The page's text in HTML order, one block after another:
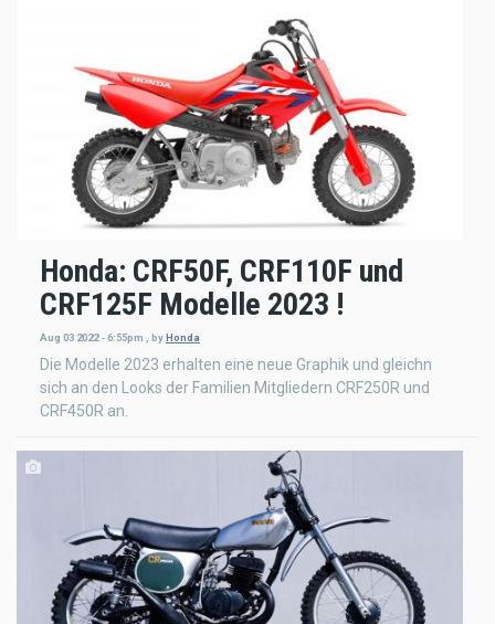
Honda: CRF50F, CRF110F und
CRF125F Modelle 2023 !
Aug 03 2022 - 6:55pm byHonda
Die Modelle 2023 erhalten eine neue Graphik und gleichn
sich an den Looks der Familien Mitgliedern CRF250R und
CRF450R an.